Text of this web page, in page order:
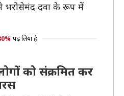
भरोसेमंद दवा के रूप में
पढ़ लिया है
को संक्रमित कर